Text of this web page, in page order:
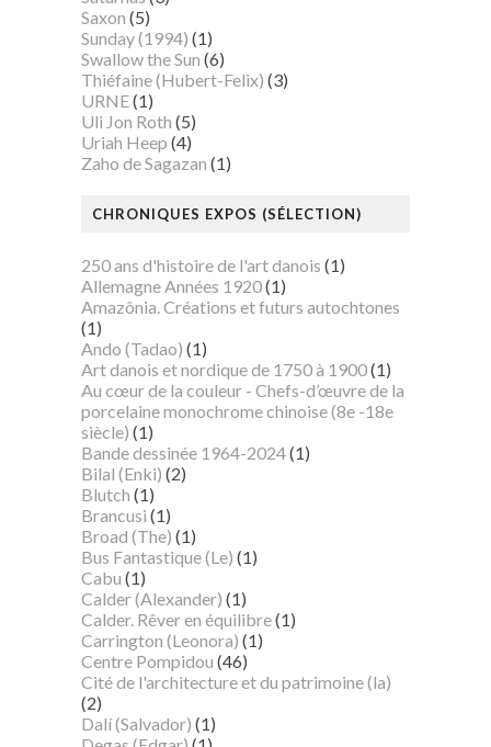
Saxon (5)
Sunday (1994) (1)
Swallow the Sun (6)
Thiéfaine (Hubert-Felix) (3)
URNE(1)
Uli Jon Roth (5)
Uriah Heep (4)
Zaho de Sagazan (1)
CHRONIQUES EXPOS (SÉLECTION)
250 ans d'histoire de l'art danois (1)
Allemagne Années 1920(1)
Amazônia. Créations et futurs autochtones
(1)
Ando (Tadao) (1)
Art danois et nordique de 1750 à 1900(1)
Au cœur de la couleur - Chefs-d’œuvre de la
porcelaine monochrome chinoise (8e -18e
siècle) (1)
Bande dessinée 1964-2024(1)
Bilal (Enki) (2)
Blutch (1)
Brancusi (1)
Broad (The) (1)
Bus Fantastique (Le) (1)
Cabu (1)
Calder (Alexander) (1)
Calder. Rêver en équilibre(1)
Carrington (Leonora) (1)
Centre Pompidou (46)
Cité de l'architecture et du patrimoine (la)
(2)
Dalí (Salvador) (1)